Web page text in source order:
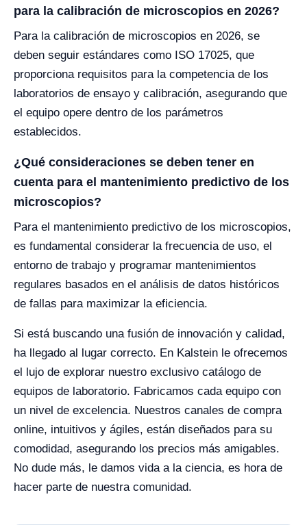
para la calibración de microscopios en 2026?
Para la calibración de microscopios en 2026, se
deben seguir estándares como ISO 17025, que
proporciona requisitos para la competencia de los
laboratorios de ensayo y calibración, asegurando que
el equipo opere dentro de los parámetros
establecidos.
¿Qué consideraciones se deben tener en
cuenta para el mantenimiento predictivo de los
microscopios?
Para el mantenimiento predictivo de los microscopios,
es fundamental considerar la frecuencia de uso, el
entorno de trabajo y programar mantenimientos
regulares basados en el análisis de datos históricos
de fallas para maximizar la eficiencia.
Si está buscando una fusión de innovación y calidad,
ha llegado al lugar correcto. En Kalstein le ofrecemos
el lujo de explorar nuestro exclusivo catálogo de
equipos de laboratorio. Fabricamos cada equipo con
un nivel de excelencia. Nuestros canales de compra
online, intuitivos y ágiles, están diseñados para su
comodidad, asegurando los precios más amigables.
No dude más, le damos vida a la ciencia, es hora de
hacer parte de nuestra comunidad.